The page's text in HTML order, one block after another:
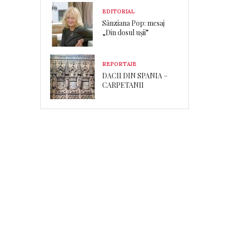
EDITORIAL
Sânziana Pop: mesaj
„Din dosul ușii”
REPORTAJE
DACII DIN SPANIA –
CARPETANII